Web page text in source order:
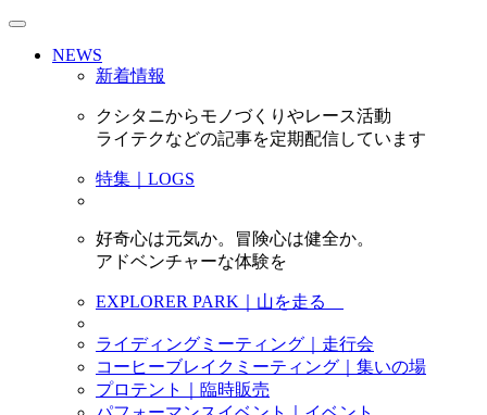
NEWS
新着情報
クシタニからモノづくりやレース活動
ライテクなどの記事を定期配信しています
特集｜LOGS
好奇心は元気か。冒険心は健全か。
アドベンチャーな体験を
EXPLORER PARK｜山を走る
ライディングミーティング｜走行会
コーヒーブレイクミーティング｜集いの場
プロテント｜臨時販売